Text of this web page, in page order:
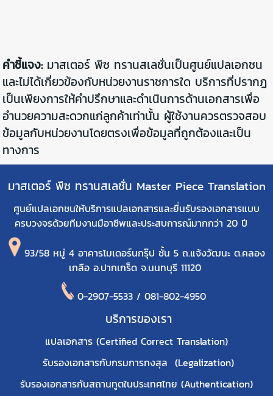
คำชี้แจง:มาสเตอร์ พีซ ทรานสเลชั่นเป็นศูนย์แปลเอกชน
และไม่ได้เกี่ยวข้องกับหน่วยงานราชการใด บริการที่ปรากฎ
เป็นเพียงการให้คำปรึกษาและดำเนินการด้านเอกสารเพื่อ
อำนวยความสะดวกแก่ลูกค้าเท่านั้น ผู้ใช้งานควรตรวจสอบ
ข้อมูลกับหน่วยงานโดยตรงเพื่อข้อมูลที่ถูกต้องและเป็น
ทางการ
มาสเตอร์ พีซ ทรานสเลชั่น Master Piece Translation
ศูนย์แปลเอกชนให้บริการแปลเอกสารและยื่นรับรองเอกสารแบบ
ครบวงจรด้วยทีมงานมือาชีพและประสบการณ์มากกว่า 20 ปี
93/58 หมู่ 4 อาคารโมเดอร์นกรุ๊ป ชั้น 5 ถ.แจ้งวัฒนะ ต.คลอง
เกลือ อ.ปากเกร็ด จ.นนทบุรี 11120
0-2907-5533 / 081-802-4950
บริการของเรา
แปลเอกสาร (Certified Correct Translation)
รับรองเอกสารกับกรมการกงสุล (Legalization)
รับรองเอกสารกับสถานทูตในประเทศไทย (Authentication)